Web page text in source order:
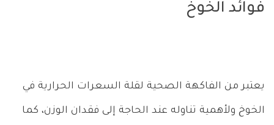
فوائد الخوخ
يعتبر من الفاكهة الصحية لقلة السعرات الحرارية في
الخوخ ولأهمية تناوله عند الحاجة إلى فقدان الوزن، كما